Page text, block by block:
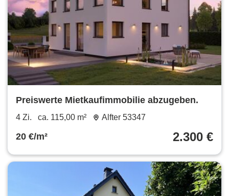
Preiswerte Mietkaufimmobilie abzugeben.
4 Zi. ca. 115,00 m² Alfter 53347
20 €/m² 2.300 €